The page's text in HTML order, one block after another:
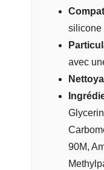
silicone
avec
90M,